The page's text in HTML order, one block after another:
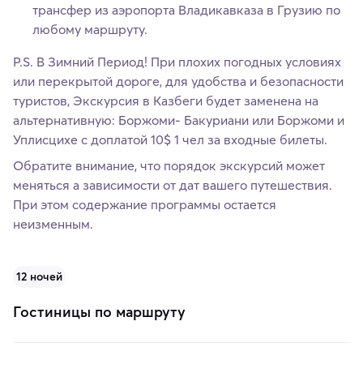
трансфер из аэропорта Владикавказа в Грузию по
любому маршруту.
P.S. В Зимний Период! При плохих погодных условиях
или перекрытой дороге, для удобства и безопасности
туристов, Экскурсия в Казбеги будет заменена на
альтернативную: Боржоми- Бакуриани или Боржоми и
Уплисцихе с доплатой 10$ 1 чел за входные билеты.
Обратите внимание, что порядок экскурсий может
меняться а зависимости от дат вашего путешествия.
При этом содержание программы остается
неизменным.
12 ночей
Гостиницы по маршруту